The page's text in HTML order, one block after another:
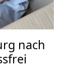
nach